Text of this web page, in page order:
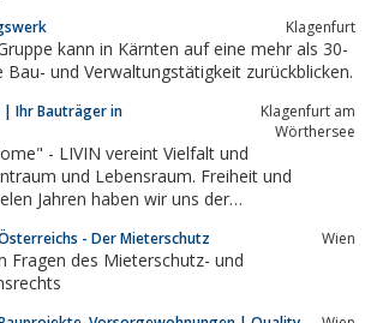
Klagenfurt
kann in Kärnten auf eine mehr als 30-
Bau- und Verwaltungstätigkeit zurückblicken.
| Ihr Bauträger in
Klagenfurt am
Wörthersee
- LIVIN vereint Vielfalt und
und Lebensraum. Freiheit und
Jahren haben wir uns der
- Der Mieterschutz Wien
Fragen des Mieterschutz- und